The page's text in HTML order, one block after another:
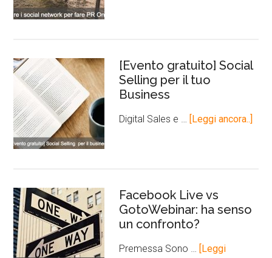
[Evento gratuito] Social
Selling per il tuo
Business
Digital Sales e … [Leggi ancora..]
Facebook Live vs
GotoWebinar: ha senso
un confronto?
Premessa Sono …
[Leggi